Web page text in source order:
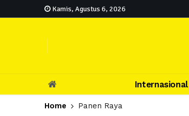
Kamis, Agustus 6, 2026
Internasional
Home Panen Raya